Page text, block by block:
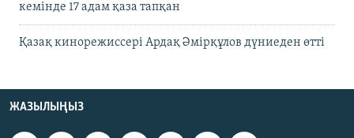
кемінде 17 адам қаза тапқан
Қазақ кинорежиссері Ардақ Әмірқұлов дүниеден өтті
ЖАЗЫЛЫҢЫЗ